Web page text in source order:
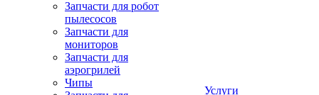
Запчасти для робот
пылесосов
Запчасти для
мониторов
Запчасти для
аэрогрилей
Чипы
Услуги